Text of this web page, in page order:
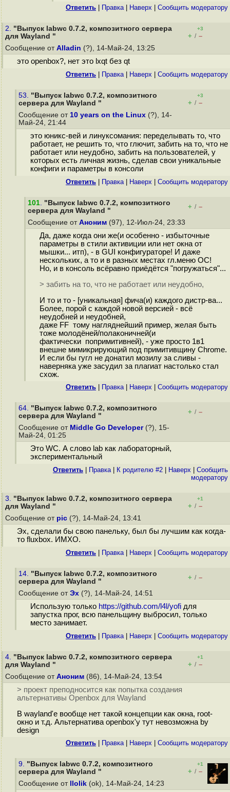
Ответить Правка| Наверх Cообщить модератору
2. "Выпуск labwc 0.7.2, композитного сервера
для Wayland "
+3
+ / –
Сообщение от Alladin (?), 14-Май-24, 13:25
это openbox?, нет это lxqt без qt
Ответить Правка| Наверх Cообщить модератору
53. "Выпуск labwc 0.7.2, композитного
сервера для Wayland "
+3
+ / –
Сообщение от 10 years on the Linux (?), 14-
Май-24, 21:44
это юникс-вей и линуксомания: переделывать то, что
работает, не решить то, что глючит, забить на то, что не
работает или неудобно, забить на пользователей, у
которых есть личная жизнь, сделав свои уникальные
конфиги и параметры в консоли
Ответить Правка| Наверх Cообщить модератору
101. "Выпуск labwc 0.7.2, композитного
сервера для Wayland "
+ / –
Сообщение от Аноним (97), 12-Июл-24, 23:33
Да, даже когда они же(и особенно - избыточные
параметры в стили активиции или нет окна от
мышки... итп), - в GUI конфигураторе! И даже
нескольких, а то и в разных местах гл.меню ОС!
Но, и в консоль всёравно приёдётся "погружаться"...
> забить на то, что не работает или неудобно,
И то и то - [уникальная] фича(и) каждого дистр-ва...
Более, порой с каждой новой версией - всё
неудобней и неудобней,
даже FF тому нагляднейший пример, желая быть
тоже молодёней/полаконичней(и
фактически попримитивней), - уже просто 1в1
внешне мимикрирующий под примитивщину Chrome.
И если бы гугл не донатил мозилу за сливы -
наверняка уже засудил за плагиат настолько стал
схож.
Ответить Правка| Наверх Cообщить модератору
64. "Выпуск labwc 0.7.2, композитного
сервера для Wayland "
+ / –
Сообщение от Middle Go Developer(?), 15-
Май-24, 01:25
Это WC. А слово lab как лабораторный,
экспериментальный
Ответить Правка| К родителю #2 Наверх
Cообщить
модератору
3. "Выпуск labwc 0.7.2, композитного сервера
для Wayland "
+1
+ / –
Сообщение от pic (?), 14-Май-24, 13:41
Эх, сделали бы свою панельку, был бы лучшим как когда-
то fluxbox. ИМХО.
Ответить Правка| Наверх Cообщить модератору
14. "Выпуск labwc 0.7.2, композитного
сервера для Wayland "
+ / –
Сообщение от Эх (?), 14-Май-24, 14:51
Использую только https://github.com/l4l/yofiдля
запустка прог, всю панельщину выбросил, только
место занимает.
Ответить Правка| Наверх Cообщить модератору
4. "Выпуск labwc 0.7.2, композитного сервера
для Wayland "
+1
+ / –
Сообщение от Аноним (86), 14-Май-24, 13:54
> проект преподносится как попытка создания
альтернативы Openbox для Wayland
В wayland'е вообще нет такой концепции как окна, root-
окно и т.д. Альтернатива openbox'у тут невозможна by
design
Ответить Правка| Наверх Cообщить модератору
9. "Выпуск labwc 0.7.2, композитного
сервера для Wayland "
+1
+ / –
Сообщение от
llolik (ok), 14-Май-24, 14:23